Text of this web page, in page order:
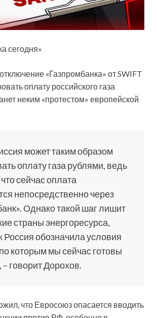
сегодня»
«Газпромбанка» от SWIFT
оплату российского газа
неким «протестом» европейской
может таким образом
оплату газа рублями, ведь
сейчас оплата
непосредственно через
Однако такой шаг лишит
страны энергоресурса,
Россия обозначила условия
которым мы сейчас готовы
– говорит Дорохов.
что Евросоюз опасается вводить